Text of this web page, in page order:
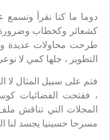
دوما ما كنا نقرأ
كشعائر وكخطاب وضرورة
طرحت محاولات عديدة
التطوير ، جلها كمي لا
فتم على سبيل المثال لا
، ففتحت الفضائيات
المجلات التي تناقش
مسرحا حسينيا يجسد لنا